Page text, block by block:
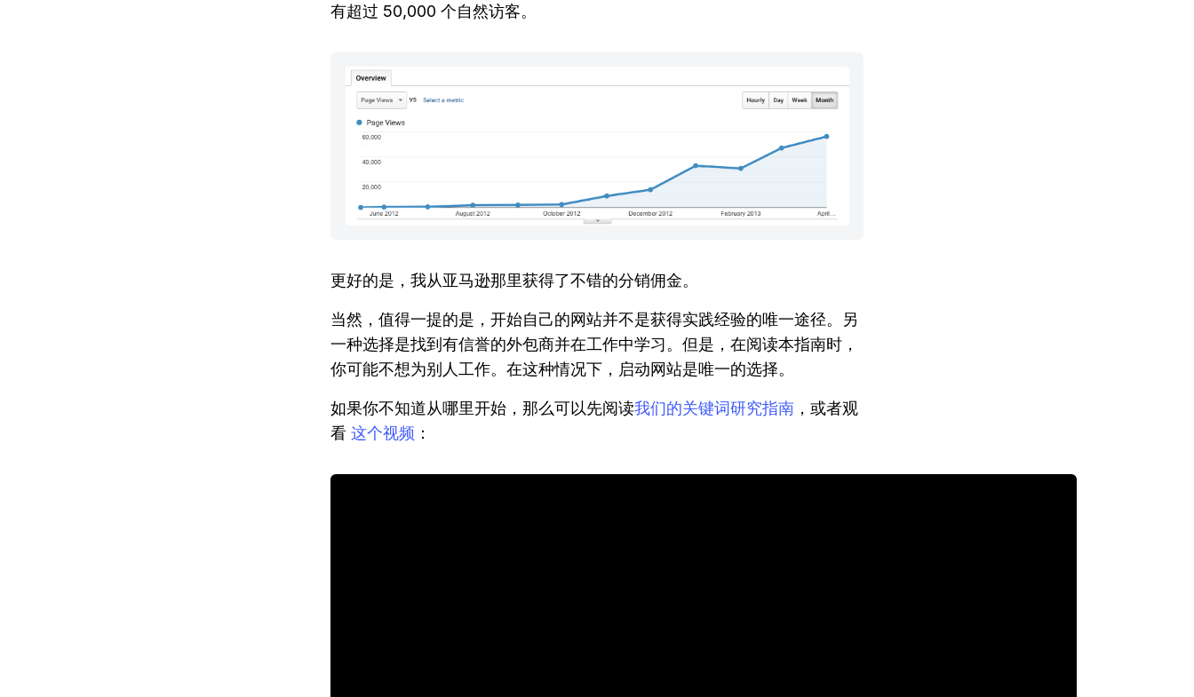
有超过 50,000 个自然访客。
更好的是，我从亚马逊那里获得了不错的分销佣金。
当然，值得一提的是，开始自己的网站并不是获得实践经验的唯一途径。另
一种选择是找到有信誉的外包商并在工作中学习。但是，在阅读本指南时，
你可能不想为别人工作。在这种情况下，启动网站是唯一的选择。
如果你不知道从哪里开始，那么可以先阅读我们的关键词研究指南 ，或者观
看 这个视频 ：